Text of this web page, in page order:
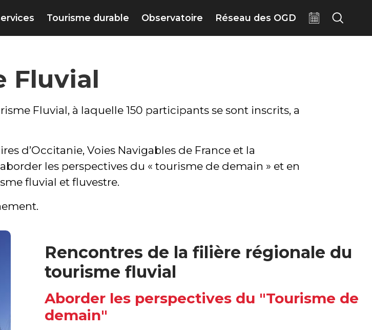
Tourisme durable Observatoire Réseau des OGD
Fluvial
Fluvial, à laquelle 150 participants se sont inscrits, a
d’Occitanie, Voies Navigables de France et la
les perspectives du « tourisme de demain » et en
fluvial et fluvestre.
Rencontres de la filière régionale du
tourisme fluvial
Aborder les perspectives du "Tourisme de
demain"